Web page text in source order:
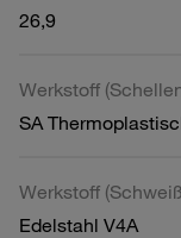
26,9
Werkstoff
SA
Werkstoff
Edelstahl V4A